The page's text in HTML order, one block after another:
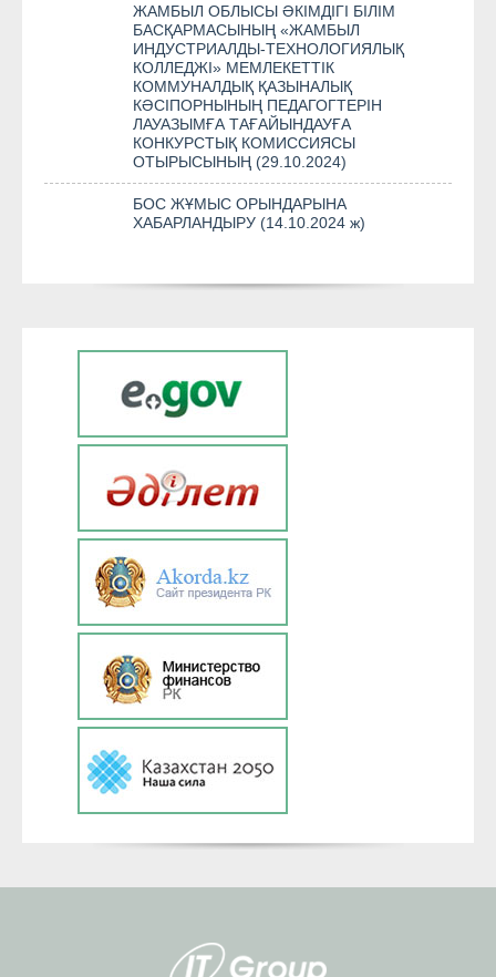
ЖАМБЫЛ ОБЛЫСЫ ӘКІМДІГІ БІЛІМ
БАСҚАРМАСЫНЫҢ «ЖАМБЫЛ
ИНДУСТРИАЛДЫ-ТЕХНОЛОГИЯЛЫҚ
КОЛЛЕДЖІ» МЕМЛЕКЕТТІК
КОММУНАЛДЫҚ ҚАЗЫНАЛЫҚ
КӘСІПОРНЫНЫҢ ПЕДАГОГТЕРІН
ЛАУАЗЫМҒА ТАҒАЙЫНДАУҒА
КОНКУРСТЫҚ КОМИССИЯСЫ
ОТЫРЫСЫНЫҢ (29.10.2024)
БОС ЖҰМЫС ОРЫНДАРЫНА
ХАБАРЛАНДЫРУ (14.10.2024 ж)